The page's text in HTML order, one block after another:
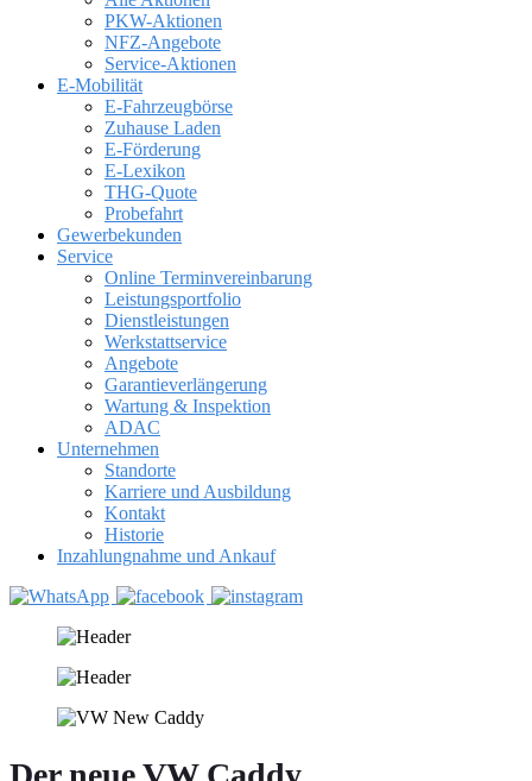
PKW-Aktionen
NFZ-Angebote
Service-Aktionen
E-Mobilität
E-Fahrzeugbörse
Zuhause Laden
E-Förderung
E-Lexikon
THG-Quote
Probefahrt
Gewerbekunden
Service
Online Terminvereinbarung
Leistungsportfolio
Dienstleistungen
Werkstattservice
Angebote
Garantieverlängerung
Wartung & Inspektion
ADAC
Unternehmen
Standorte
Karriere und Ausbildung
Kontakt
Historie
Inzahlungnahme und Ankauf